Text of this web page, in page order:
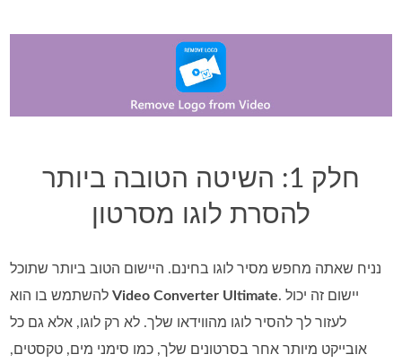
חלק 1: השיטה הטובה ביותר
להסרת לוגו מסרטון
נניח שאתה מחפש מסיר לוגו בחינם. היישום הטוב ביותר שתוכל
להשתמש בו הואVideo Converter Ultimate. יישום זה יכול
לעזור לך להסיר לוגו מהווידאו שלך. לא רק לוגו, אלא גם כל
אובייקט מיותר אחר בסרטונים שלך, כמו סימני מים, טקסטים,